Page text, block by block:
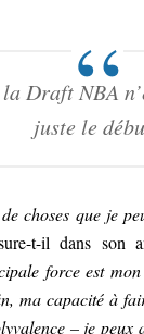
Draft NBA
juste le
choses que je
t-il dans son
force est
ma capacité à
– je peux